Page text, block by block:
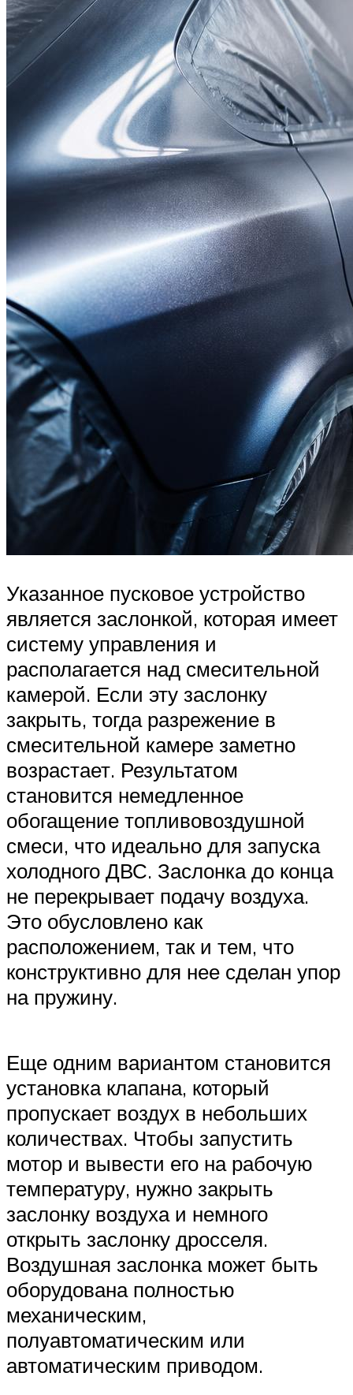
Указанное пусковое устройство
является заслонкой, которая имеет
систему управления и
располагается над смесительной
камерой. Если эту заслонку
закрыть, тогда разрежение в
смесительной камере заметно
возрастает. Результатом
становится немедленное
обогащение топливовоздушной
смеси, что идеально для запуска
холодного ДВС. Заслонка до конца
не перекрывает подачу воздуха.
Это обусловлено как
расположением, так и тем, что
конструктивно для нее сделан упор
на пружину.
Еще одним вариантом становится
установка клапана, который
пропускает воздух в небольших
количествах. Чтобы запустить
мотор и вывести его на рабочую
температуру, нужно закрыть
заслонку воздуха и немного
открыть заслонку дросселя.
Воздушная заслонка может быть
оборудована полностью
механическим,
полуавтоматическим или
автоматическим приводом.